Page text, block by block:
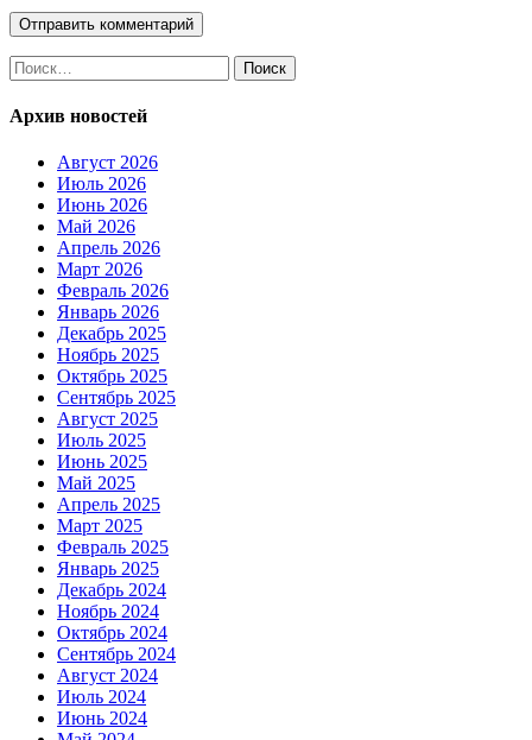
Найти:
Архив новостей
Август 2026
Июль 2026
Июнь 2026
Май 2026
Апрель 2026
Март 2026
Февраль 2026
Январь 2026
Декабрь 2025
Ноябрь 2025
Октябрь 2025
Сентябрь 2025
Август 2025
Июль 2025
Июнь 2025
Май 2025
Апрель 2025
Март 2025
Февраль 2025
Январь 2025
Декабрь 2024
Ноябрь 2024
Октябрь 2024
Сентябрь 2024
Август 2024
Июль 2024
Июнь 2024